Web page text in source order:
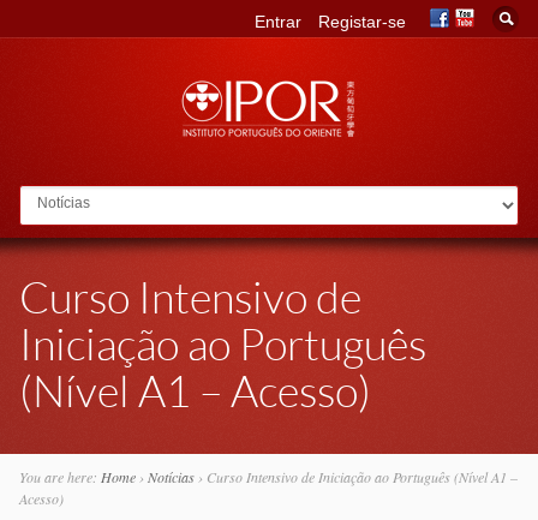
Go to:
Entrar Registar-se
Curso Intensivo de
Iniciação ao Português
(Nível A1 – Acesso)
You are here: Home› Notícias› Curso Intensivo de Iniciação ao Português (Nível A1 –
Acesso)